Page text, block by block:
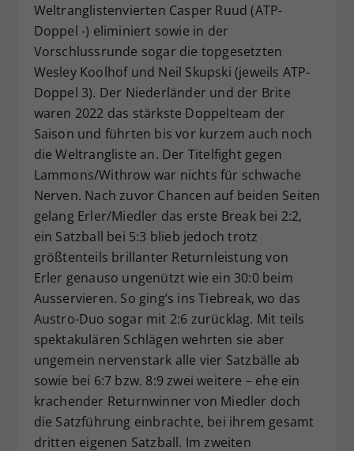
Weltranglistenvierten Casper Ruud (ATP-
Doppel -) eliminiert sowie in der
Vorschlussrunde sogar die topgesetzten
Wesley Koolhof und Neil Skupski (jeweils ATP-
Doppel 3). Der Niederländer und der Brite
waren 2022 das stärkste Doppelteam der
Saison und führten bis vor kurzem auch noch
die Weltrangliste an. Der Titelfight gegen
Lammons/Withrow war nichts für schwache
Nerven. Nach zuvor Chancen auf beiden Seiten
gelang Erler/Miedler das erste Break bei 2:2,
ein Satzball bei 5:3 blieb jedoch trotz
größtenteils brillanter Returnleistung von
Erler genauso ungenützt wie ein 30:0 beim
Ausservieren. So ging’s ins Tiebreak, wo das
Austro-Duo sogar mit 2:6 zurücklag. Mit teils
spektakulären Schlägen wehrten sie aber
ungemein nervenstark alle vier Satzbälle ab
sowie bei 6:7 bzw. 8:9 zwei weitere – ehe ein
krachender Returnwinner von Miedler doch
die Satzführung einbrachte, bei ihrem gesamt
dritten eigenen Satzball. Im zweiten